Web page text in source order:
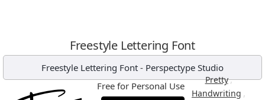
Freestyle Lettering Font
Freestyle Lettering Font - Perspectype Studio
Pretty,
Handwriting ,
Free for Personal Use